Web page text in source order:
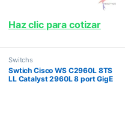
Haz clic para cotizar
Switchs
Swtich Cisco WS C2960L 8TS
LL Catalyst 2960L 8 port GigE